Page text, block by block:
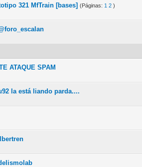
321 MfTrain [bases] (Páginas: 1 2 )
ATAQUE SPAM
la está liando parda....